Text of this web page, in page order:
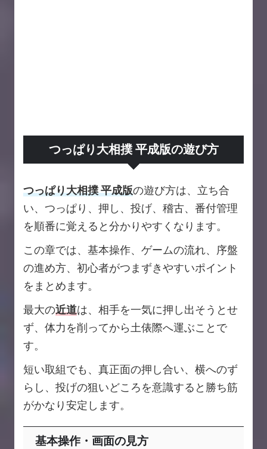
つっぱり大相撲 平成版の遊び方
つっぱり大相撲 平成版の遊び方は、立ち合
い、つっぱり、押し、投げ、稽古、番付管理
を順番に覚えると分かりやすくなります。
この章では、基本操作、ゲームの流れ、序盤
の進め方、初心者がつまずきやすいポイント
をまとめます。
最大の近道は、相手を一気に押し出そうとせ
ず、体力を削ってから土俵際へ運ぶことで
す。
短い取組でも、真正面の押し合い、横へのず
らし、投げの狙いどころを意識すると勝ち筋
がかなり安定します。
基本操作・画面の見方